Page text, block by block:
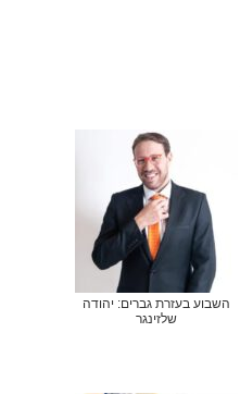
השבוע בעזרת גברים: יהודה
שלזינגר